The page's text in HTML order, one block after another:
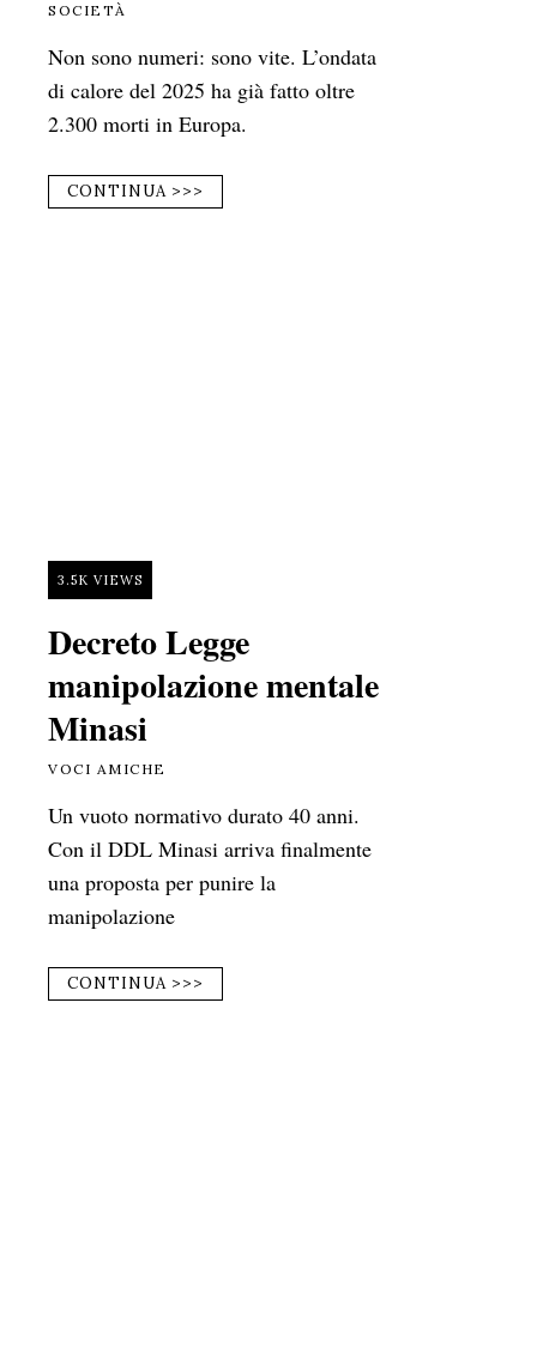
SOCIETÀ
Non sono numeri: sono vite. L’ondata
di calore del 2025 ha già fatto oltre
2.300 morti in Europa.
CONTINUA >>>
3.5K VIEWS
Decreto Legge
manipolazione mentale
Minasi
VOCI AMICHE
Un vuoto normativo durato 40 anni.
Con il DDL Minasi arriva finalmente
una proposta per punire la
manipolazione
CONTINUA >>>